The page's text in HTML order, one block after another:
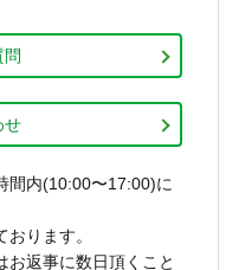
問
せ
間内(10:00〜17:00)に
ります。
お返事に数日頂くこと